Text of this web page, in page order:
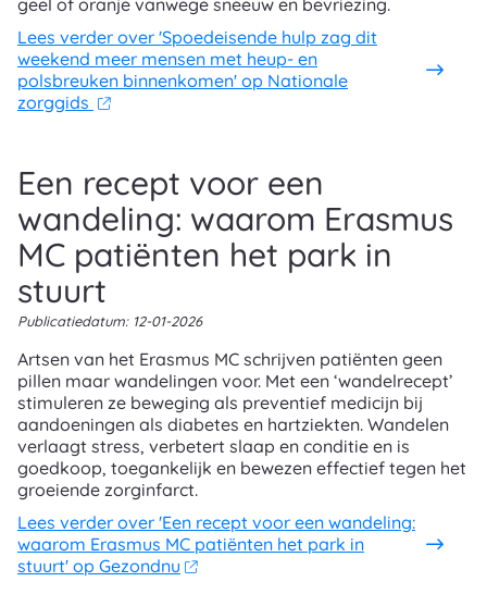
geel of oranje vanwege sneeuw en bevriezing.
Lees verder over 'Spoedeisende hulp zag dit
weekend meer mensen met heup- en
polsbreuken binnenkomen' op Nationale
zorggids
Een recept voor een
wandeling: waarom Erasmus
MC patiënten het park in
stuurt
Publicatiedatum: 12-01-2026
Artsen van het Erasmus MC schrijven patiënten geen
pillen maar wandelingen voor. Met een ‘wandelrecept’
stimuleren ze beweging als preventief medicijn bij
aandoeningen als diabetes en hartziekten. Wandelen
verlaagt stress, verbetert slaap en conditie en is
goedkoop, toegankelijk en bewezen effectief tegen het
groeiende zorginfarct.
Lees verder over 'Een recept voor een wandeling:
waarom Erasmus MC patiënten het park in
stuurt' op Gezondnu